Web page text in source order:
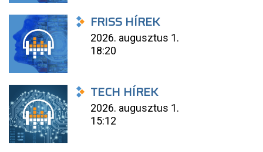
FRISS HÍREK
2026. augusztus 1.
18:20
TECH HÍREK
2026. augusztus 1.
15:12